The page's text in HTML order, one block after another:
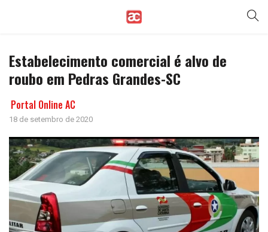
Estabelecimento comercial é alvo de
roubo em Pedras Grandes-SC
Portal Online AC
18 de setembro de 2020